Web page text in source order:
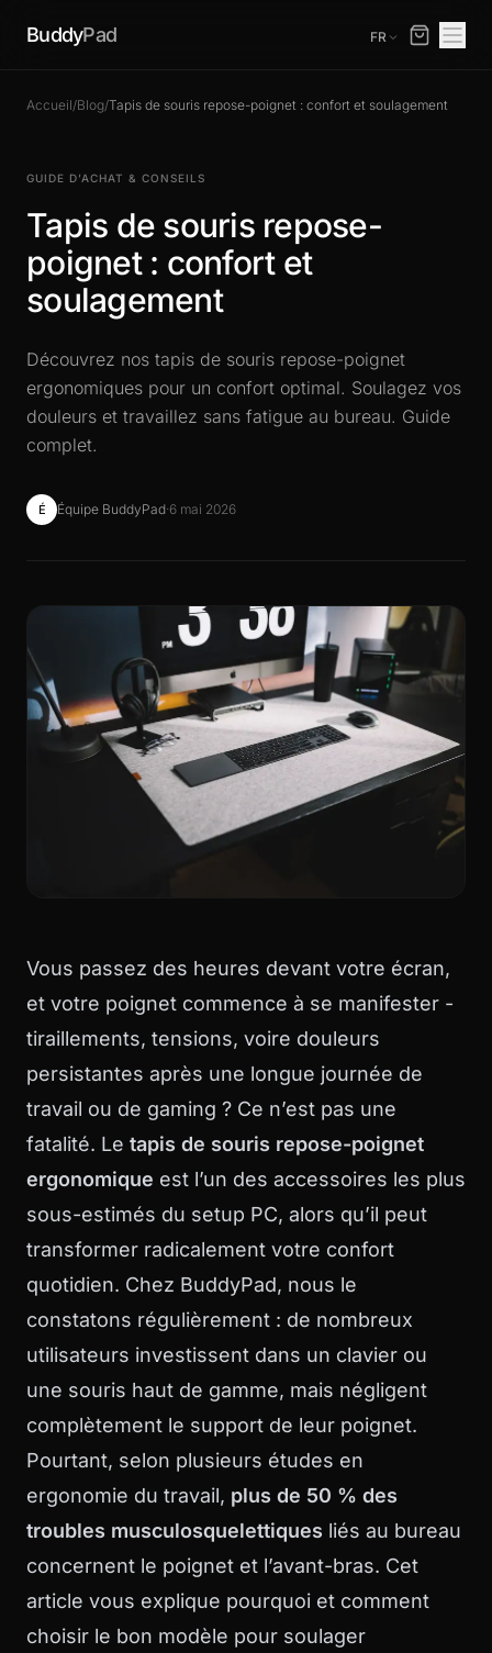
BuddyPad FR
Accueil/Blog/Tapis de souris repose-poignet : confort et soulagement
GUIDE D’ACHAT & CONSEILS
Tapis de souris repose-
poignet : confort et
soulagement
Découvrez nos tapis de souris repose-poignet
ergonomiques pour un confort optimal. Soulagez vos
douleurs et travaillez sans fatigue au bureau. Guide
complet.
É Équipe BuddyPad·6 mai 2026
Vous passez des heures devant votre écran,
et votre poignet commence à se manifester -
tiraillements, tensions, voire douleurs
persistantes après une longue journée de
travail ou de gaming ? Ce n’est pas une
fatalité. Le tapis de souris repose-poignet
ergonomique est l’un des accessoires les plus
sous-estimés du setup PC, alors qu’il peut
transformer radicalement votre confort
quotidien. Chez BuddyPad, nous le
constatons régulièrement : de nombreux
utilisateurs investissent dans un clavier ou
une souris haut de gamme, mais négligent
complètement le support de leur poignet.
Pourtant, selon plusieurs études en
ergonomie du travail, plus de 50 % des
troubles musculosquelettiques liés au bureau
concernent le poignet et l’avant-bras. Cet
article vous explique pourquoi et comment
choisir le bon modèle pour soulager